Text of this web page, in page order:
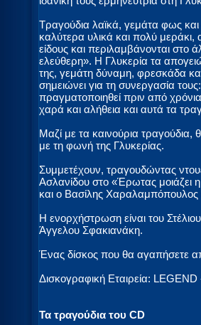
Τραγούδια λαϊκά, γεμάτα φως
καλύτερα υλικά και πολύ
είδους και περιλαμβάνονται στο
ελεύθερη». Η Γλυκερία τα
της, γεμάτη δύναμη, φρεσκάδα
σημειώνει για τη συνεργασία
πραγματοποιηθεί πριν από
χαρά και αλήθεια και αυτά τα
Μαζί με τα καινούρια
με τη φωνή της Γλυκερίας.
Συμμετέχουν, τραγουδώντας
Ασλανίδου στο «Έρωτας μοιάζει
και ο Βασίλης Χαραλαμπόπουλος
Η ενορχήστρωση είναι του
Άγγελου Σφακιανάκη.
Ένας δίσκος που θα αγαπήσετε
Δισκογραφική Εταιρεία:
Τα τραγούδια του CD